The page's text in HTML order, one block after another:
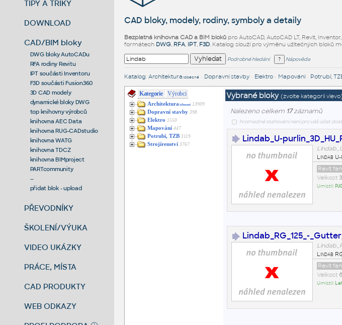
TIPY A TRIKY
DOWNLOAD
CAD/BIM bloky
DWG bloky AutoCADu
RFA rodiny Revitu
IPT součásti Inventoru
F3D součásti Fusion360
3D CAD modely
dynamické bloky DWG
top knihovny výrobců
knihovna AEC Data
knihovna RUG-CADstudio
knihovna WATG
knihovna TDCZ
knihovna BIMproject
PARTcommunity
--
přidat blok - upload
PŘEVODNÍKY
ŠKOLENÍ/VÝUKA
VIDEO UKÁZKY
PRÁCE, MÍSTA
CAD PRODUKTY
WEB ODKAZY
CAD bloky, modely, rodiny, symboly a detaily
Bezplatná knihovna CAD a BIM blokůpro AutoCAD, AutoCAD LT, Revit,
formátech DWG, RFA, IPT, F3D. Katalog slouží pro výměnu užitečných bloků
Podrobné hledání Nápověda
Katalog: Architektura /obecné• Dopravní stavby• Elektro• Mapování• Potrubí,
Kategorie Výrobci
Architektura/obecné 13909
Dopravní stavby 398
Elektro 1550
Mapování 447
Potrubí, TZB 3119
Strojírenství 3767
Vybrané bloky (zvolte kategorii
Nalezeno celkem 17záznamů
hromadné stahování není pro váš účet
Lindab_U-
Lindab
Revit
Velikost
Umístil:
Lindab_RG_125_-
Lindab
Revit
Velikost
Umístil: